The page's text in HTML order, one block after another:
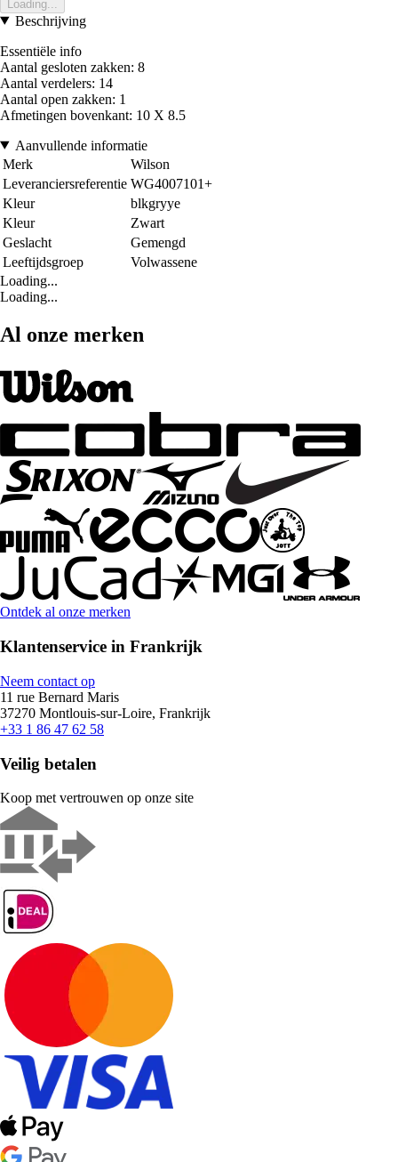
Loading...
Beschrijving
Essentiële info
Aantal gesloten zakken: 8
Aantal verdelers: 14
Aantal open zakken: 1
Afmetingen bovenkant: 10 X 8.5
Aanvullende informatie
Merk
Wilson
Leveranciersreferentie WG4007101+
Kleur
blkgryye
Kleur
Zwart
Geslacht
Gemengd
Leeftijdsgroep
Volwassene
Loading...
Loading...
Al onze merken
Ontdek al onze merken
Klantenservice in Frankrijk
Neem contact op
11 rue Bernard Maris
37270 Montlouis-sur-Loire, Frankrijk
+33 1 86 47 62 58
Veilig betalen
Koop met vertrouwen op onze site